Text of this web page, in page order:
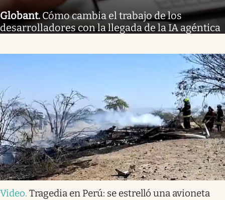
Globant. Cómo cambia el trabajo de los
desarrolladores con la llegada de la IA agéntica
Video. Tragedia en Perú: se estrelló una avioneta